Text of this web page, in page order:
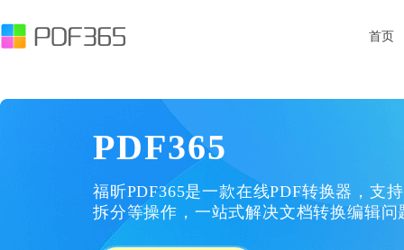
首页
PDF365
福昕PDF365是一款在线PDF转换器，支
拆分等操作，一站式解决文档转换编辑问